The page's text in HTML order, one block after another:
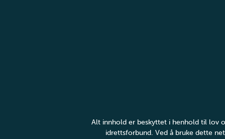
Alt innhold er beskyttet i henhold til lov
idrettsforbund. Ved å bruke dette